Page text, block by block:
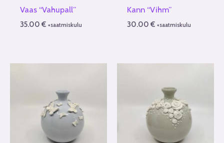
Vaas “Vahupall”
35.00€ +saatmiskulu
Kann “Vihm”
30.00€ +saatmiskulu